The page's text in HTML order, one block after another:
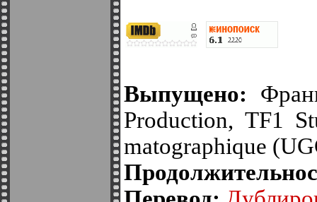
Выпущено:
Production, TF1
matographique